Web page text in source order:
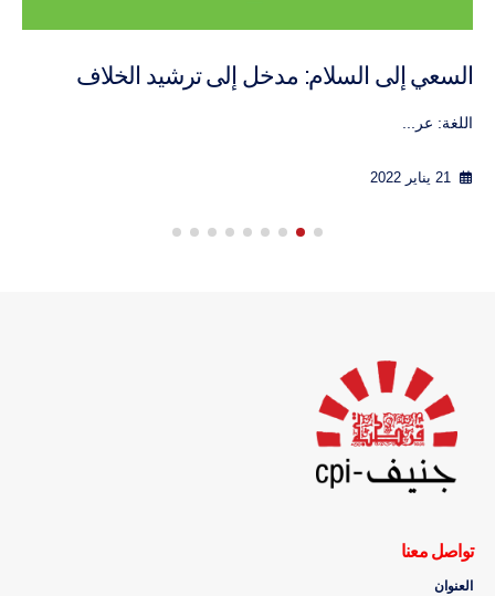
السعي إلى السلام: مدخل إلى ترشيد الخلاف
اللغة: عر...
تواصل معنا
العنوان